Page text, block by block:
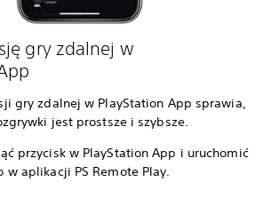
gry zdalnej w
gry zdalnej w PlayStation App sprawia,
jest prostsze i szybsze.
przycisk w PlayStation App i uruchomić
w aplikacji PS Remote Play.